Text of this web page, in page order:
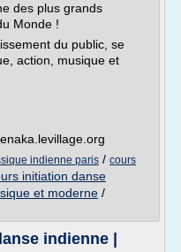
des plus grands
Monde !
du public, se
action, musique et
indienne paris / cours
initiation danse
et moderne /
indienne |